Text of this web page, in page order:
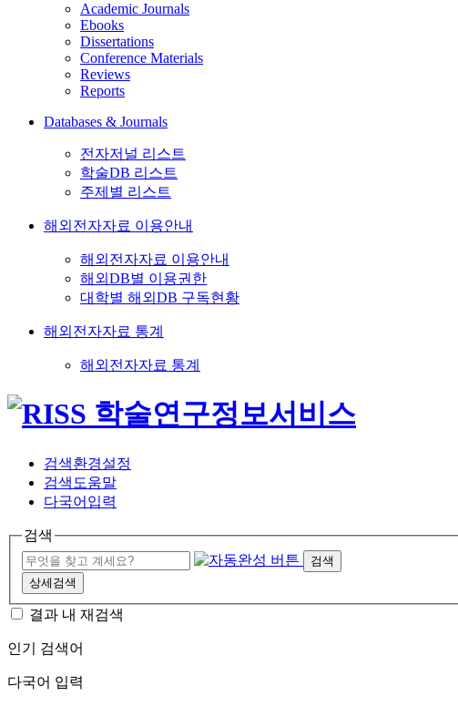
Academic Journals
Ebooks
Dissertations
Conference Materials
Reviews
Reports
Databases & Journals
전자저널 리스트
학술DB 리스트
주제별 리스트
해외전자자료 이용안내
해외전자자료 이용안내
해외DB별 이용권한
대학별 해외DB 구독현황
해외전자자료 통계
해외전자자료 통계
검색환경설정
검색도움말
다국어입력
검색
검색
상세검색
결과 내 재검색
인기 검색어
다국어 입력